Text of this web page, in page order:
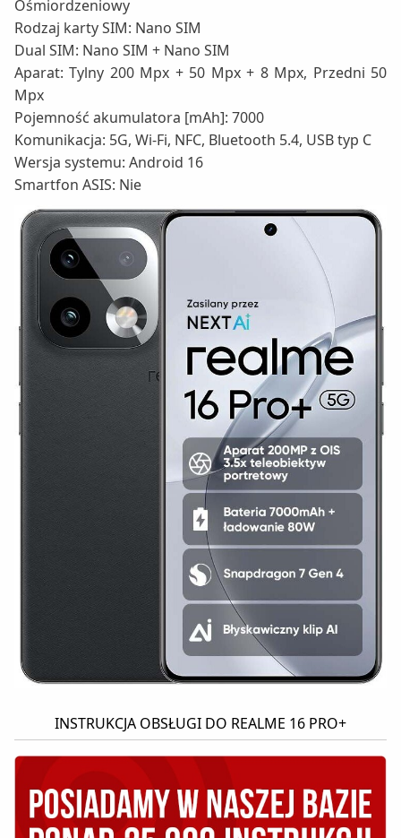
Ośmiordzeniowy
Rodzaj karty SIM: Nano SIM
Dual SIM: Nano SIM + Nano SIM
Aparat: Tylny 200 Mpx + 50 Mpx + 8 Mpx, Przedni 50
Mpx
Pojemność akumulatora [mAh]: 7000
Komunikacja: 5G, Wi-Fi, NFC, Bluetooth 5.4, USB typ C
Wersja systemu: Android 16
Smartfon ASIS: Nie
INSTRUKCJA OBSŁUGI DO REALME 16 PRO+